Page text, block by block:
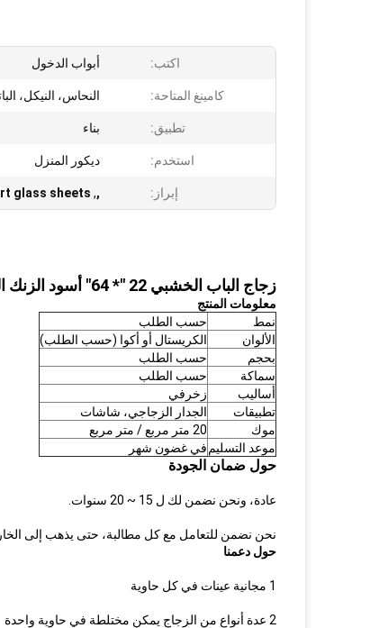
اكتب: أبواب الدخول
كامينغ المتاحة: النحاس، النيكل،
تطبيق: بناء
استخدم: ديكور المنزل
إبراز: ,
,
glass sheets
زجاج الباب الخشبي 22 "* 64" أسود الزنك الفن حمض محفورا زجاج طبقات ثلاثية للنوافذ والأبواب
معلومات المنتج
نمط
حسب الطلب
الألوان
الكريستال أو أكوا (حسب الطلب)
بحجم
حسب الطلب
سماكة
حسب الطلب
أساليب
زخرفي
تطبيقات
الجدار الزجاجي، شاشات
موك
20 متر مربع / متر مربع
موعد التسليم في غضون شهر
حول ضمان الجودة
عادة، ونحن نضمن لك ل 15 ~ 20 سنوات.
نحن نضمن للتعامل مع كل مطالبة، حتى يذهب إلى
حول دعمنا
1 مجانية عينات في كل حاوية
2 عدة أنواع من الزجاج يمكن مختلطة في حاوية واحدة